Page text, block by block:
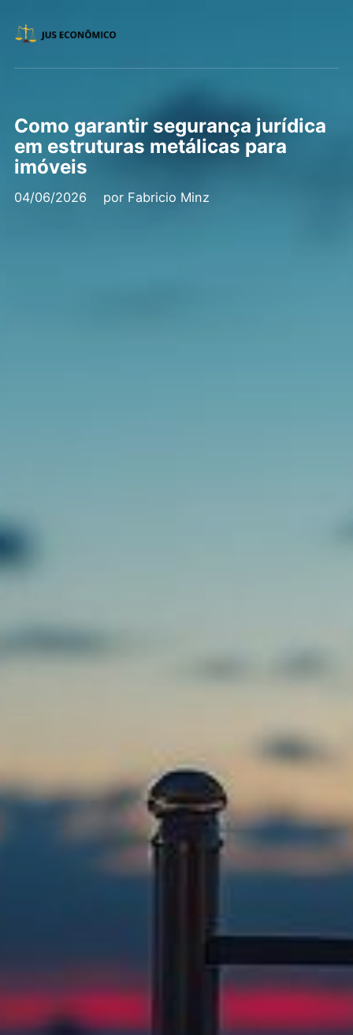
Como garantir segurança jurídica
em estruturas metálicas para
imóveis
04/06/2026 por Fabricio Minz